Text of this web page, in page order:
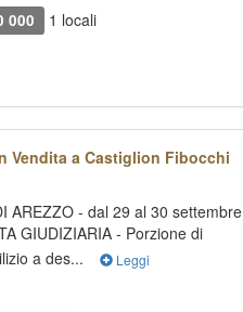
000 1 locali
Vendita a Castiglion Fibocchi
AREZZO - dal 29 al 30 settembre
GIUDIZIARIA - Porzione di
a des...
Leggi